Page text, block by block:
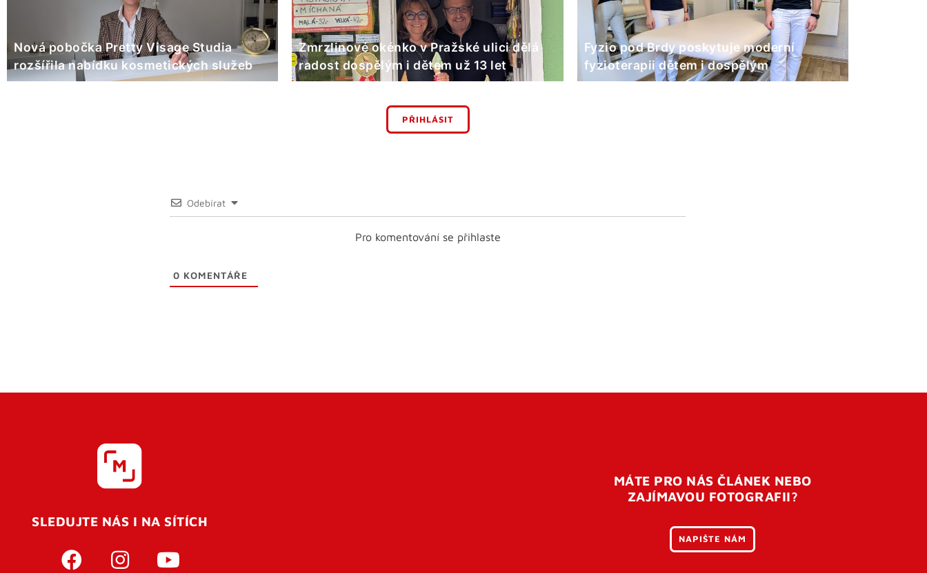
Nová pobočka Pretty Visage Studia
rozšířila nabídku kosmetických služeb
Zmrzlinové okénko v Pražské ulici dělá
radost dospělým i dětem už 13 let
Fyzio pod Brdy poskytuje moderní
fyzioterapii dětem i dospělým
PŘIHLÁSIT
Odebírat
Pro komentování se přihlaste
0 KOMENTÁŘE
SLEDUJTE NÁS I NA SÍTÍCH
MÁTE PRO NÁS ČLÁNEK NEBO
ZAJÍMAVOU FOTOGRAFII?
NAPIŠTE NÁM